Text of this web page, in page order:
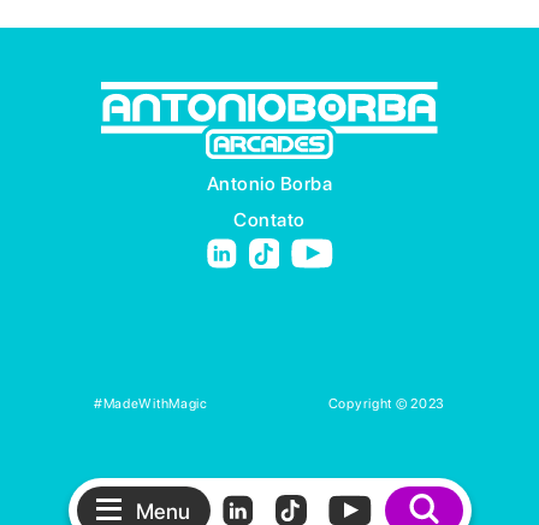
Menu
Antonio Borba
Contato
#MadeWithMagic Copyright © 2023